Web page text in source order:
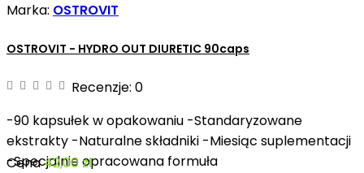
Marka: OSTROVIT
OSTROVIT - HYDRO OUT DIURETIC 90caps
Recenzje: 0
-90 kapsułek w opakowaniu -Standaryzowane
ekstrakty -Naturalne składniki -Miesiąc suplementacji
-Specjalnie opracowana formuła
Cena42,00 zł